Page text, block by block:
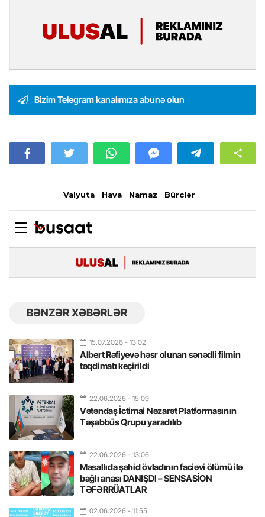
Bizim Telegram kanalımıza abunə olun
BƏNZƏR XƏBƏRLƏR
15.07.2026 - 13:02
Albert Rəfiyevə həsr olunan sənədli filmin
təqdimatı keçirildi
22.06.2026 - 15:09
Vətəndaş İctimai Nəzarət Platformasının
Təşəbbüs Qrupu yaradılıb
22.06.2026 - 13:06
Masallıda şəhid övladının faciəvi ölümü ilə
bağlı anası DANIŞDI – SENSASİON
TƏFƏRRÜATLAR
02.06.2026 - 11:55